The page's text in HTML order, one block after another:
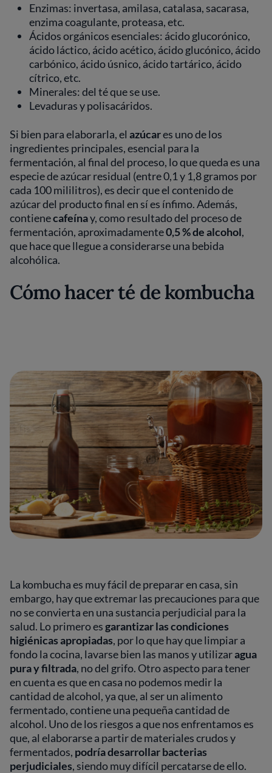
Enzimas: invertasa, amilasa, catalasa, sacarasa,
enzima coagulante, proteasa, etc.
Ácidos orgánicos esenciales: ácido glucorónico,
ácido láctico, ácido acético, ácido glucónico, ácido
carbónico, ácido úsnico, ácido tartárico, ácido
cítrico, etc.
Minerales: del té que se use.
Levaduras y polisacáridos.
Si bien para elaborarla, el azúcares uno de los
ingredientes principales, esencial para la
fermentación, al final del proceso, lo que queda es una
especie de azúcar residual (entre 0,1 y 1,8 gramos por
cada 100 mililitros), es decir que el contenido de
azúcar del producto final en sí es ínfimo. Además,
contienecafeínay, como resultado del proceso de
fermentación, aproximadamente0,5 % de alcohol,
que hace que llegue a considerarse una bebida
alcohólica.
Cómo hacer té de kombucha
La kombucha es muy fácil de preparar en casa, sin
embargo, hay que extremar las precauciones para que
no se convierta en una sustancia perjudicial para la
salud. Lo primero esgarantizar las condiciones
higiénicas apropiadas, por lo que hay que limpiar a
fondo la cocina, lavarse bien las manos y utilizaragua
pura y filtrada, no del grifo. Otro aspecto para tener
en cuenta es que en casa no podemos medir la
cantidad de alcohol, ya que, al ser un alimento
fermentado, contiene una pequeña cantidad de
alcohol. Uno de los riesgos a que nos enfrentamos es
que, al elaborarse a partir de materiales crudos y
fermentados, podría desarrollar bacterias
perjudiciales, siendo muy difícil percatarse de ello.